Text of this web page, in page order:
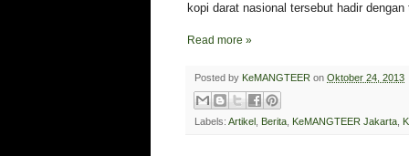
kopi darat nasional tersebut hadir
Read more »
Posted by KeMANGTEER on Oktober 24, 2013
Labels: Artikel Berita KeMANGTEER Jakarta